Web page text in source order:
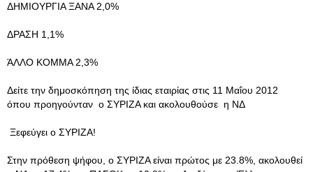
ΔΗΜΙΟΥΡΓΙΑ ΞΑΝΑ 2,0%
ΔΡΑΣΗ 1,1%
ΆΛΛΟ ΚΟΜΜΑ 2,3%
Δείτε την δημοσκόπηση της ίδιας εταιρίας στις 11 Μαΐου 2012
όπου προηγούνταν ο ΣΥΡΙΖΑ και ακολουθούσε η ΝΔ
Ξεφεύγει ο ΣΥΡΙΖΑ!
Στην πρόθεση ψήφου, ο ΣΥΡΙΖΑ είναι πρώτος με 23.8%, ακολουθεί